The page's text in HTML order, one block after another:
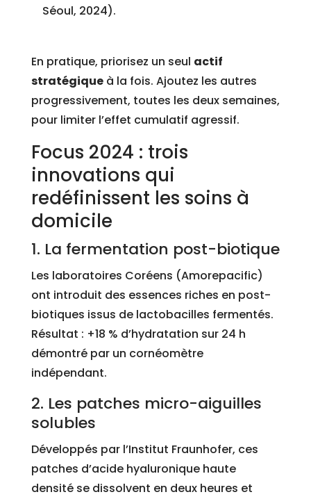
Séoul, 2024).
En pratique, priorisez un seul actif
stratégiqueà la fois. Ajoutez les autres
progressivement, toutes les deux semaines,
pour limiter l’effet cumulatif agressif.
Focus 2024 : trois
innovations qui
redéfinissent les soins à
domicile
1. La fermentation post-biotique
Les laboratoires Coréens (Amorepacific)
ont introduit des essences riches en post-
biotiques issus de lactobacilles fermentés.
Résultat : +18 % d’hydratation sur 24 h
démontré par un cornéomètre
indépendant.
2. Les patches micro-aiguilles
solubles
Développés par l’Institut Fraunhofer, ces
patches d’acide hyaluronique haute
densité se dissolvent en deux heures et